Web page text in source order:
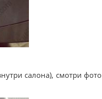
салона), смотри фото